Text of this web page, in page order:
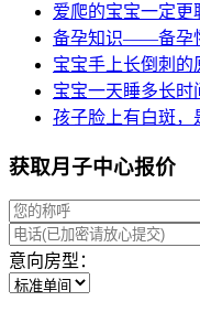
爱爬的宝宝一定更
备孕知识——备孕
宝宝手上长倒刺的
宝宝一天睡多长时
孩子脸上有白斑，
获取月子中心报价
意向房型：